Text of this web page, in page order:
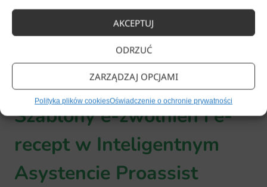
AKCEPTUJ
ODRZUĆ
ZARZĄDZAJ OPCJAMI
Polityka plików cookiesOświadczenie o ochronie prywatności
Z listy dostępnych szablonów wybierz odpowiedni
„Kopiuj dane do recepty”
Szablony e-zwolnień i e-
recept w Inteligentnym
Asystencie Proassist